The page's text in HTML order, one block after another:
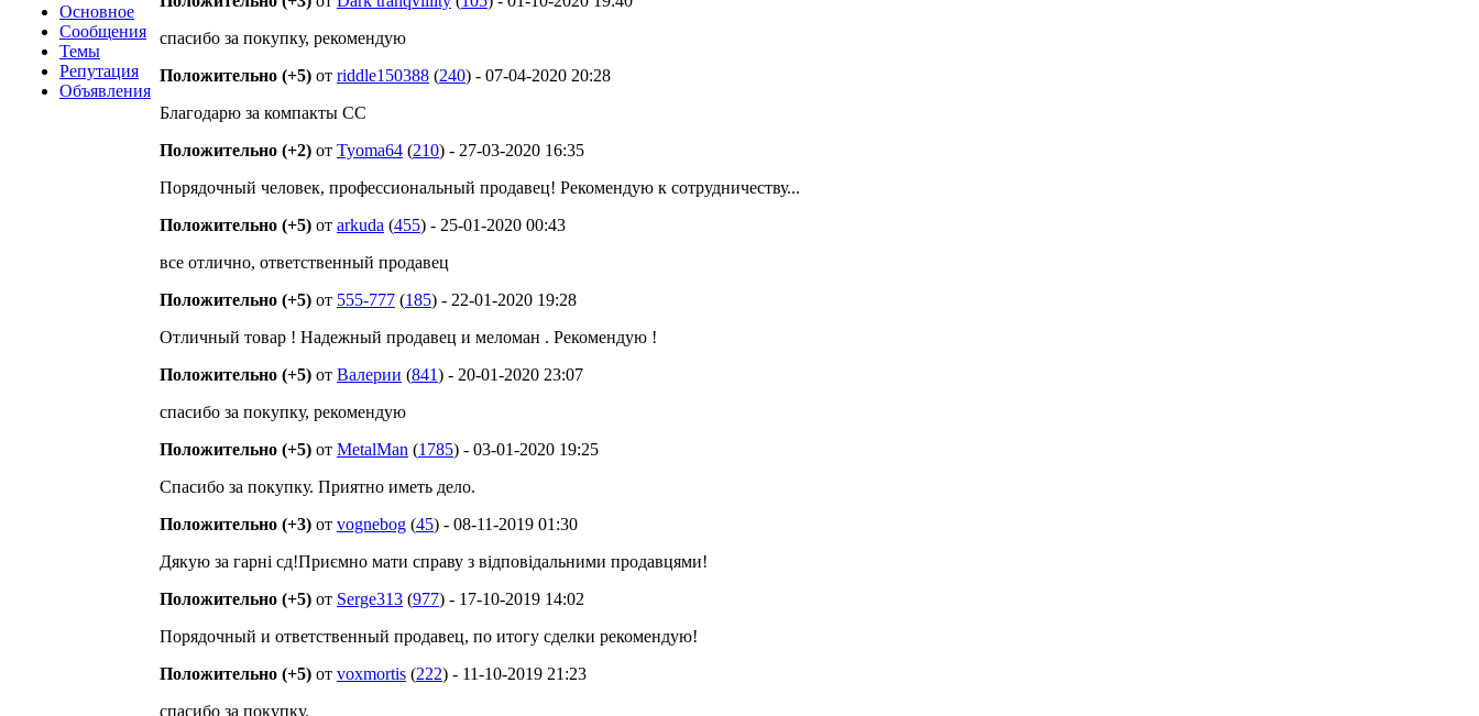
Основное
Сообщения
Темы
Репутация
Объявления
спасибо за покупку, рекомендую
Положительно (+5) от riddle150388 (240) - 07-04-2020 20:28
Благодарю за компакты CC
Положительно (+2) от Tyoma64 (210) - 27-03-2020 16:35
Порядочный человек, профессиональный продавец! Рекомендую к сотрудничеству...
Положительно (+5) от arkuda (455) - 25-01-2020 00:43
все отлично, ответственный продавец
Положительно (+5) от 555-777 (185) - 22-01-2020 19:28
Отличный товар ! Надежный продавец и меломан . Рекомендую !
Положительно (+5) от Валерии (841) - 20-01-2020 23:07
спасибо за покупку, рекомендую
Положительно (+5) от MetalMan (1785) - 03-01-2020 19:25
Спасибо за покупку. Приятно иметь дело.
Положительно (+3) от vognebog (45) - 08-11-2019 01:30
Дякую за гарні сд!Приємно мати справу з відповідальними продавцями!
Положительно (+5) от Serge313 (977) - 17-10-2019 14:02
Порядочный и ответственный продавец, по итогу сделки рекомендую!
Положительно (+5) от voxmortis (222) - 11-10-2019 21:23
спасибо за покупку.